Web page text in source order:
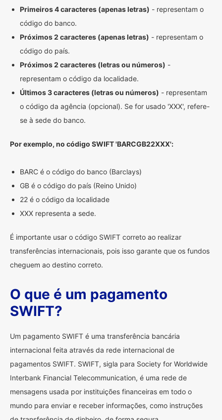
Primeiros 4 caracteres (apenas letras) - representam o
código do banco.
Próximos 2 caracteres (apenas letras) - representam o
código do país.
Próximos 2 caracteres (letras ou números) -
representam o código da localidade.
Últimos 3 caracteres (letras ou números) - representam
o código da agência (opcional). Se for usado 'XXX', refere-
se à sede do banco.
Por exemplo, no código SWIFT 'BARCGB22XXX':
BARC é o código do banco (Barclays)
GB é o código do país (Reino Unido)
22 é o código da localidade
XXX representa a sede.
É importante usar o código SWIFT correto ao realizar
transferências internacionais, pois isso garante que os fundos
cheguem ao destino correto.
O que é um pagamento
SWIFT?
Um pagamento SWIFT é uma transferência bancária
internacional feita através da rede internacional de
pagamentos SWIFT. SWIFT, sigla para Society for Worldwide
Interbank Financial Telecommunication, é uma rede de
mensagens usada por instituições financeiras em todo o
mundo para enviar e receber informações, como instruções